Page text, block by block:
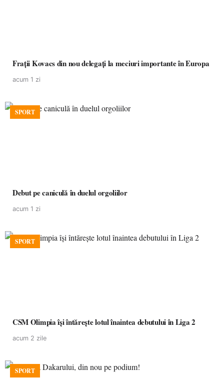
Frații Kovacs din nou delegați la meciuri importante în Europa
acum 1 zi
SPORT
Debut pe caniculă în duelul orgoliilor
acum 1 zi
SPORT
CSM Olimpia își întărește lotul înaintea debutului în Liga 2
acum 2 zile
SPORT